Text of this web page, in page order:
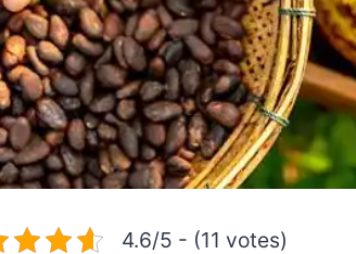
4.6/5 - (11 votes)